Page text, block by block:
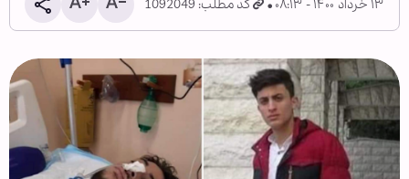
۱۳ خرداد ۱۴۰۰ - ۰۸:۱۳ کد مطلب: 1092049